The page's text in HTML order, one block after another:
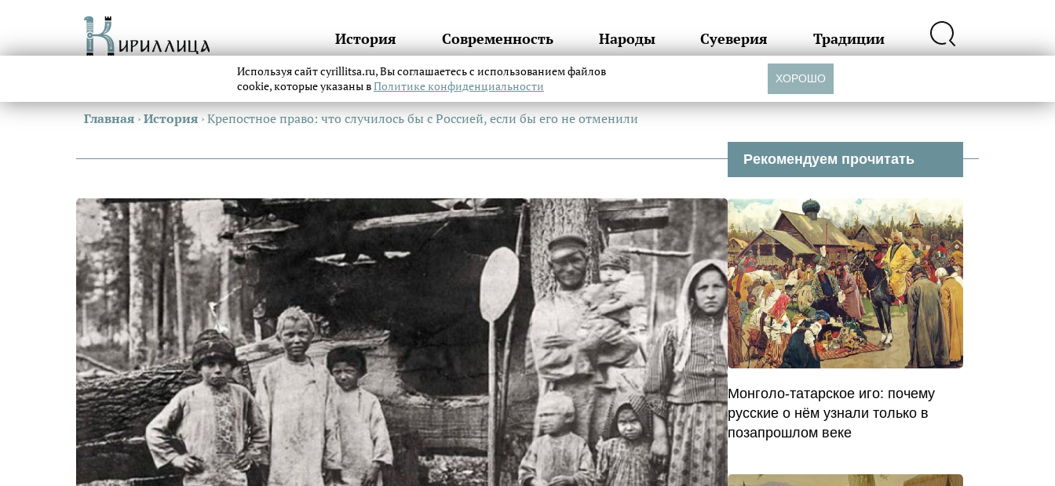
История Современность Народы Суеверия Традиции
Главная ›История ›Крепостное право: что случилось бы с Россией, если бы его не отменили
Рекомендуем прочитать
Монголо-татарское иго: почему
русские о нём узнали только в
позапрошлом веке
Используя сайт cyrillitsa.ru, Вы соглашаетесь с использованием файлов
cookie, которые указаны вПолитике конфиденциальности ХОРОШО